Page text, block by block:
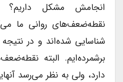
انجامش مشکل
نقطه‌ضعف‌های روانی ما
شناسایی شده‌اند و در
برشمرده‌ایم. البته
دارد، ولی به نظر می‌رسد